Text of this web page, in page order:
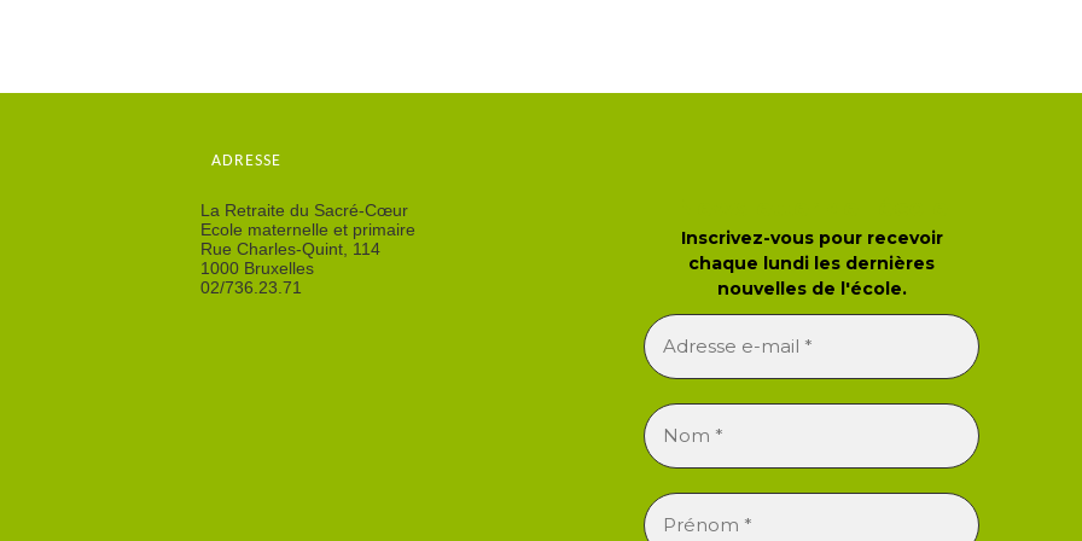
ADRESSE
La Retraite du Sacré-Cœur
Ecole maternelle et primaire
Rue Charles-Quint, 114
1000 Bruxelles
02/736.23.71
Inscrivez-vous pour recevoir
chaque lundi les dernières
nouvelles de l'école.